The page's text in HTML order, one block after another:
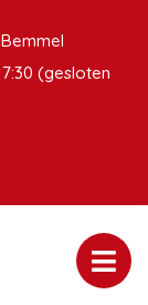
(gesloten